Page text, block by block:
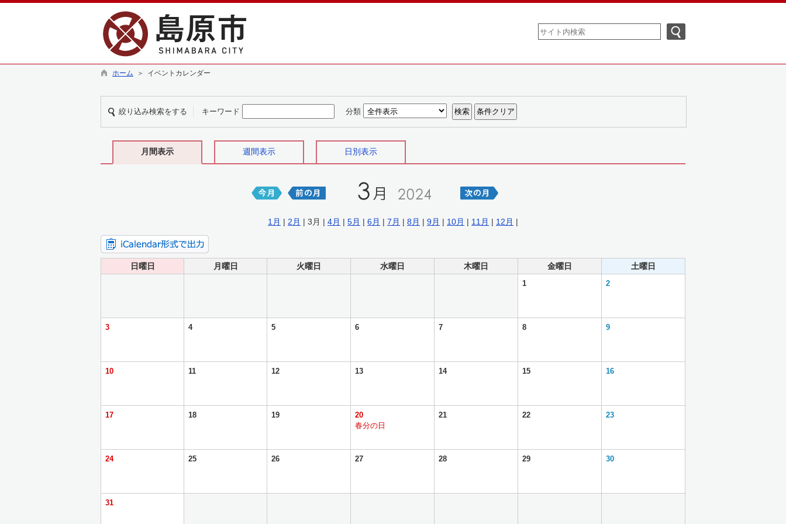
ホーム ＞ イベントカレンダー
絞り込み検索をする キーワード 分類
月間表示 週間表示 日別表示
1月 | 2月 | 3月 | 4月 | 5月 | 6月 | 7月 | 8月 | 9月 | 10月 | 11月 | 12月 |
日曜日 月曜日 火曜日 水曜日 木曜日 金曜日 土曜日
1 2
3 4 5 6 7 8 9
10 11 12 13 14 15 16
17 18 19
20
春分の日
21 22 23
24 25 26 27 28 29 30
31